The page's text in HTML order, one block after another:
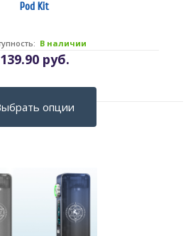
Pod Kit
139.90 руб.
В наличии
опции